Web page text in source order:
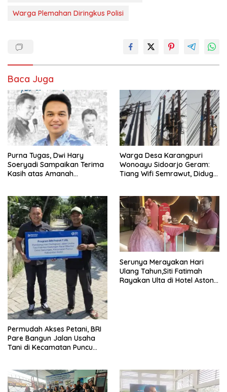
Warga Plemahan Diringkus Polisi
Baca Juga
Purna Tugas, Dwi Hary
Soeryadi Sampaikan Terima
Kasih atas Amanah
Warga Desa Karangpuri
Wonoayu Sidoarjo Geram:
Tiang Wifi Semrawut, Diduga
Pemilik Tanah
Permudah Akses Petani, BRI
Pare Bangun Jalan Usaha
Tani di Kecamatan Puncu
Serunya Merayakan Hari
Ulang Tahun,Siti Fatimah
Rayakan Ulta di Hotel Aston